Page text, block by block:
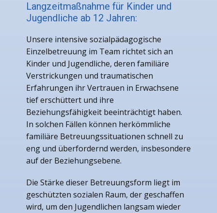
Langzeitmaßnahme für Kinder und
Jugendliche ab 12 Jahren:
Unsere intensive sozialpädagogische
Einzelbetreuung im Team richtet sich an
Kinder und Jugendliche, deren familiäre
Verstrickungen und traumatischen
Erfahrungen ihr Vertrauen in Erwachsene
tief erschüttert und ihre
Beziehungsfähigkeit beeinträchtigt haben.
In solchen Fällen können herkömmliche
familiäre Betreuungssituationen schnell zu
eng und überfordernd werden, insbesondere
auf der Beziehungsebene.
Die Stärke dieser Betreuungsform liegt im
geschützten sozialen Raum, der geschaffen
wird, um den Jugendlichen langsam wieder